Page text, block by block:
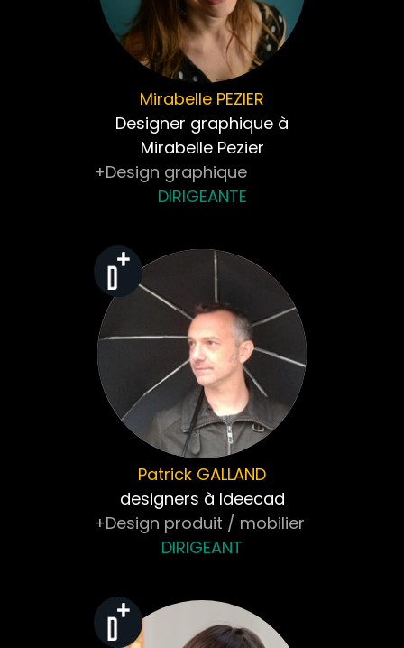
Mirabelle PEZIER
Designer graphique à
Mirabelle Pezier
+Design graphique
DIRIGEANTE
Patrick GALLAND
designers à Ideecad
+Design produit / mobilier
DIRIGEANT